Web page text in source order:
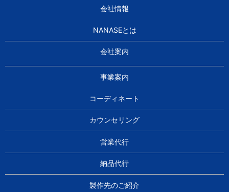
会社情報
NANASEとは
会社案内
事業案内
コーディネート
カウンセリング
営業代行
納品代行
製作先のご紹介